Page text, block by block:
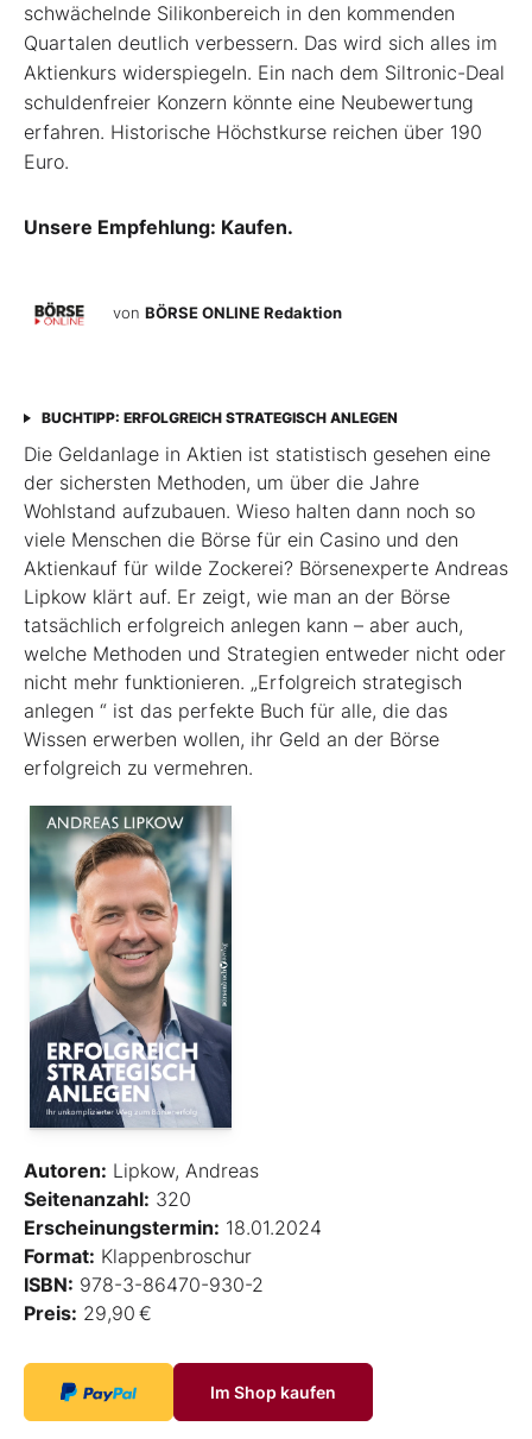
schwächelnde Silikonbereich in den kommenden
Quartalen deutlich verbessern. Das wird sich alles im
Aktienkurs widerspiegeln. Ein nach dem Siltronic-Deal
schuldenfreier Konzern könnte eine Neubewertung
erfahren. Historische Höchstkurse reichen über 190
Euro.
Unsere Empfehlung: Kaufen.
von BÖRSE ONLINE Redaktion
BUCHTIPP: ERFOLGREICH STRATEGISCH ANLEGEN
Die Geldanlage in Aktien ist statistisch gesehen eine
der sichersten Methoden, um über die Jahre
Wohlstand aufzubauen. Wieso halten dann noch so
viele Menschen die Börse für ein Casino und den
Aktienkauf für wilde Zockerei? Börsenexperte Andreas
Lipkow klärt auf. Er zeigt, wie man an der Börse
tatsächlich erfolgreich anlegen kann – aber auch,
welche Methoden und Strategien entweder nicht oder
nicht mehr funktionieren. „Erfolgreich strategisch
anlegen “ ist das perfekte Buch für alle, die das
Wissen erwerben wollen, ihr Geld an der Börse
erfolgreich zu vermehren.
Autoren: Lipkow, Andreas
Seitenanzahl: 320
Erscheinungstermin: 18.01.2024
Format: Klappenbroschur
ISBN: 978-3-86470-930-2
Preis: 29,90 €
Im Shop kaufen